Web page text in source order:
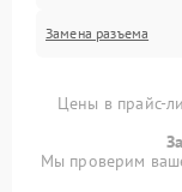
Замена разъема
Цены в прайс-
Мы проверим